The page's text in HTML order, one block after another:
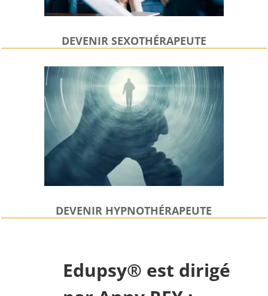
DEVENIR SEXOTHÉRAPEUTE
DEVENIR HYPNOTHÉRAPEUTE
Edupsy® est dirigé